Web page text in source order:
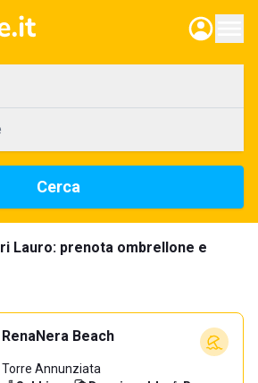
Cerca
Lauro: prenota ombrellone e
RenaNera Beach
Torre Annunziata